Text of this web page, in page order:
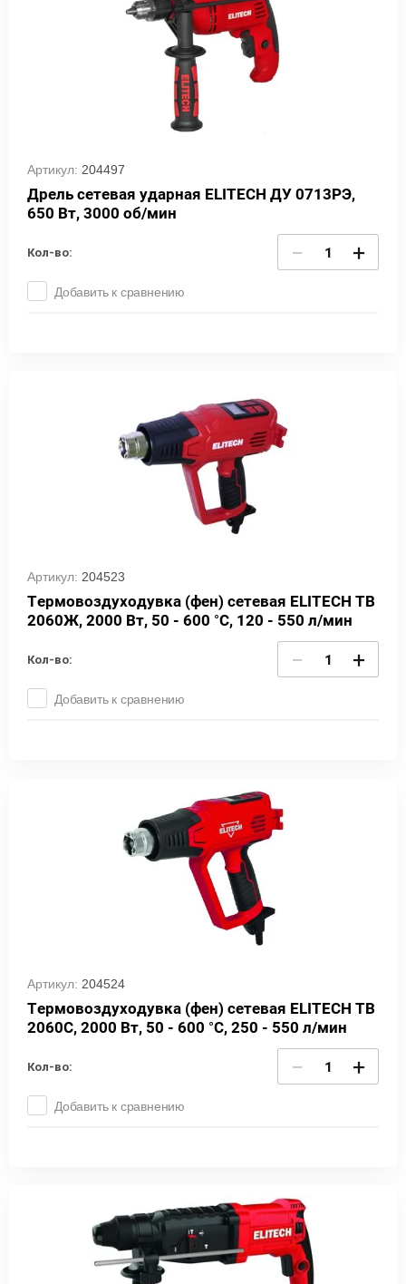
Артикул: 204497
Дрель сетевая ударная ELITECH ДУ 0713РЭ,
650 Вт, 3000 об/мин
Кол-во: − +
Добавить к сравнению
Артикул: 204523
Термовоздуходувка (фен) сетевая ELITECH ТВ
2060Ж, 2000 Вт, 50 - 600 °С, 120 - 550 л/мин
Кол-во: − +
Добавить к сравнению
Артикул: 204524
Термовоздуходувка (фен) сетевая ELITECH ТВ
2060С, 2000 Вт, 50 - 600 °С, 250 - 550 л/мин
Кол-во: − +
Добавить к сравнению